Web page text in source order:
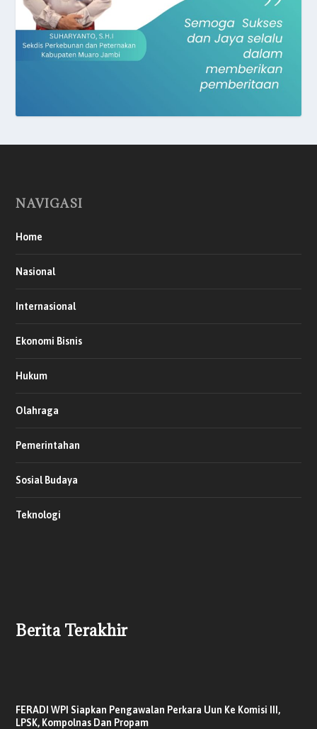
NAVIGASI
Home
Nasional
Internasional
Ekonomi Bisnis
Hukum
Olahraga
Pemerintahan
Sosial Budaya
Teknologi
Berita Terakhir
FERADI WPI Siapkan Pengawalan Perkara Uun Ke Komisi III,
LPSK, Kompolnas Dan Propam